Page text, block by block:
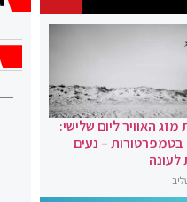
מזג האוויר ליום שלישי:
בטמפרטורות – נעים
לעונה